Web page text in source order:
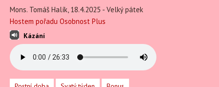
Mons. Tomáš Halík, 18.4.2025 - Velký pátek
Hostem pořadu Osobnost Plus
Kázání